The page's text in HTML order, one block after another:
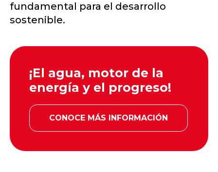
fundamental para el desarrollo
sostenible.
¡El agua, motor de la
energía y el progreso!
CONOCE MÁS INFORMACIÓN